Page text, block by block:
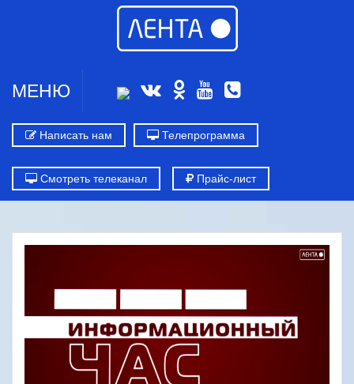
МЕНЮ
Написать нам Телепрограмма
Смотреть телеканал Прайс-лист